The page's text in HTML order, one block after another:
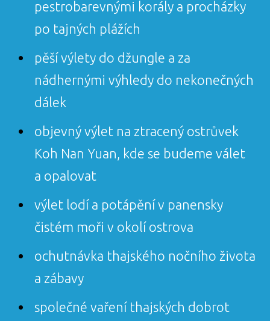
pestrobarevnými korály a procházky
po tajných plážích
pěší výlety do džungle a za
nádhernými výhledy do nekonečných
dálek
objevný výlet na ztracený ostrůvek
Koh Nan Yuan, kde se budeme válet
a opalovat
výlet lodí a potápění v panensky
čistém moři v okolí ostrova
ochutnávka thajského nočního života
a zábavy
společné vaření thajských dobrot